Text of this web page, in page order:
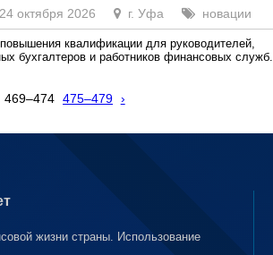
октября 2026 г. Уфа новации
квалификации для руководителей,
бухгалтеров и работников финансовых служб.
469–474 475–479 ›
жизни страны. Использование